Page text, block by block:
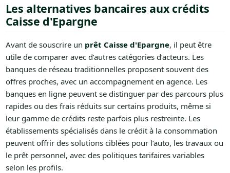
Les alternatives bancaires aux crédits
Caisse d'Epargne
Avant de souscrire un prêt Caisse d'Epargne, il peut être
utile de comparer avec d’autres catégories d’acteurs. Les
banques de réseau traditionnelles proposent souvent des
offres proches, avec un accompagnement en agence. Les
banques en ligne peuvent se distinguer par des parcours plus
rapides ou des frais réduits sur certains produits, même si
leur gamme de crédits reste parfois plus restreinte. Les
établissements spécialisés dans le crédit à la consommation
peuvent offrir des solutions ciblées pour l’auto, les travaux ou
le prêt personnel, avec des politiques tarifaires variables
selon les profils.